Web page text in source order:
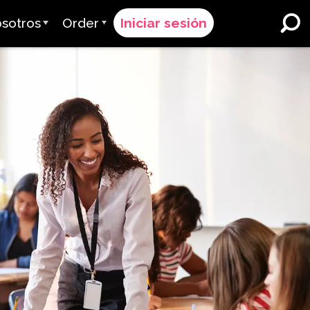
ClassLink
Astuto
Ellevation
Inmersión Dual en Idiomas
Programas para Aprendices
de Inglés
Educación Superior
Lugares de trabajo
& Calificación
& Cumplimiento
Order
Proceso de Pedido
Solicitar un Presupuesto
Contact Sales
Contactar Soporte
Iniciar sesión